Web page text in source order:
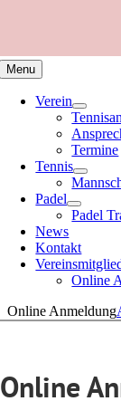
Menu
Verein
Termine
Tennis
Padel
Padel
News
Kontakt
Online
Online Anmeldung